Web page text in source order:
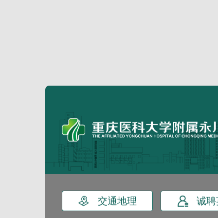
 交通地理  诚